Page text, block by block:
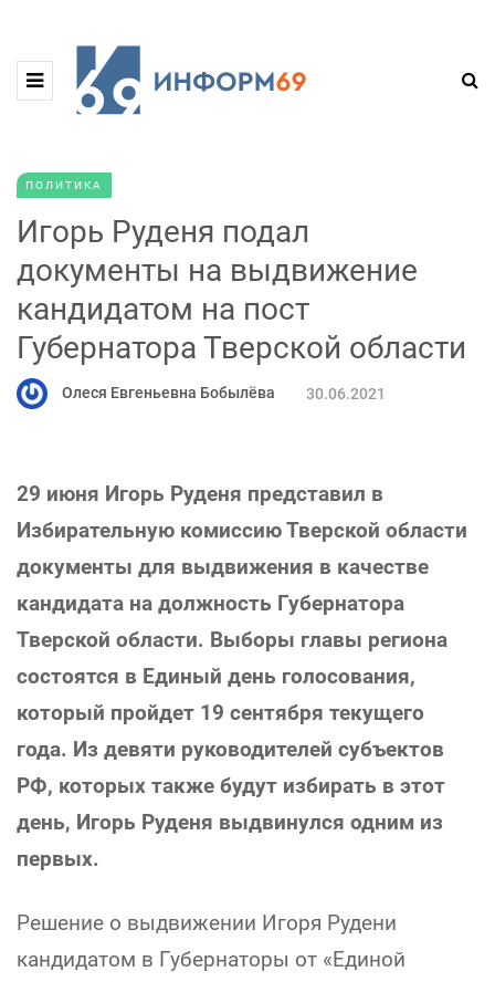
ПОЛИТИКА
Игорь Руденя подал
документы на выдвижение
кандидатом на пост
Губернатора Тверской области
Олеся Евгеньевна Бобылёва 30.06.2021
29 июня Игорь Руденя представил в
Избирательную комиссию Тверской области
документы для выдвижения в качестве
кандидата на должность Губернатора
Тверской области. Выборы главы региона
состоятся в Единый день голосования,
который пройдет 19 сентября текущего
года. Из девяти руководителей субъектов
РФ, которых также будут избирать в этот
день, Игорь Руденя выдвинулся одним из
первых.
Решение о выдвижении Игоря Рудени
кандидатом в Губернаторы от «Единой